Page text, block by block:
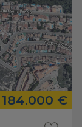
184.000 €